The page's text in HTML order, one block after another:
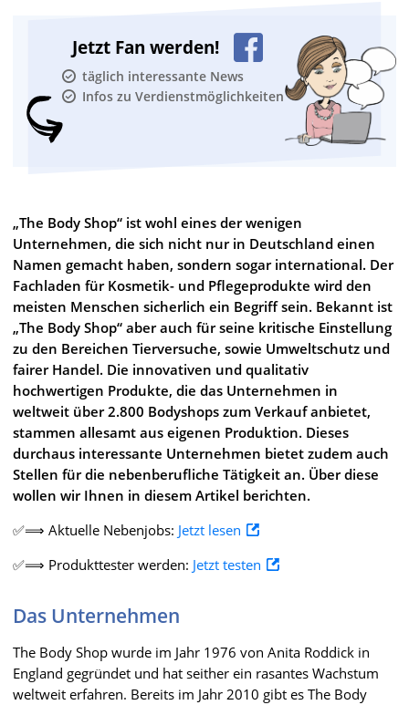
Jetzt Fan werden!
täglich interessante News
Infos zu Verdienstmöglichkeiten
„The Body Shop“ ist wohl eines der wenigen
Unternehmen, die sich nicht nur in Deutschland einen
Namen gemacht haben, sondern sogar international. Der
Fachladen für Kosmetik- und Pflegeprodukte wird den
meisten Menschen sicherlich ein Begriff sein. Bekannt ist
„The Body Shop“ aber auch für seine kritische Einstellung
zu den Bereichen Tierversuche, sowie Umweltschutz und
fairer Handel. Die innovativen und qualitativ
hochwertigen Produkte, die das Unternehmen in
weltweit über 2.800 Bodyshops zum Verkauf anbietet,
stammen allesamt aus eigenen Produktion. Dieses
durchaus interessante Unternehmen bietet zudem auch
Stellen für die nebenberufliche Tätigkeit an. Über diese
wollen wir Ihnen in diesem Artikel berichten.
✅⟹ Aktuelle Nebenjobs: Jetzt lesen
✅⟹ Produkttester werden: Jetzt testen
Das Unternehmen
The Body Shop wurde im Jahr 1976 von Anita Roddick in
England gegründet und hat seither ein rasantes Wachstum
weltweit erfahren. Bereits im Jahr 2010 gibt es The Body